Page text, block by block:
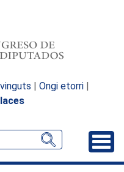
| Ongi etorri |